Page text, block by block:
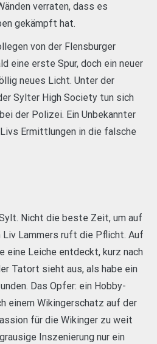
verraten, dass es
gekämpft hat.
von der Flensburger
eine erste Spur, doch ein neuer
neues Licht. Unter der
Sylter High Society tun sich
der Polizei. Ein Unbekannter
Ermittlungen in die falsche
Nicht die beste Zeit, um auf
Liv Lammers ruft die Pflicht. Auf
eine Leiche entdeckt, kurz nach
Tatort sieht aus, als habe ein
Das Opfer: ein Hobby-
einem Wikingerschatz auf der
für die Wikinger zu weit
Inszenierung nur ein